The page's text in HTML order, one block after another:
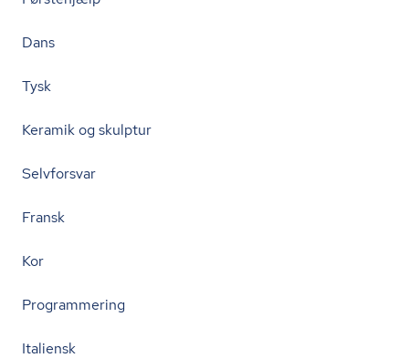
Dans
Tysk
Keramik og skulptur
Selvforsvar
Fransk
Kor
Programmering
Italiensk